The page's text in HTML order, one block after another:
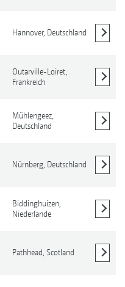
Hannover, Deutschland
Outarville-Loiret,
Frankreich
Mühlengeez,
Deutschland
Nürnberg, Deutschland
Biddinghuizen,
Niederlande
Pathhead, Scotland